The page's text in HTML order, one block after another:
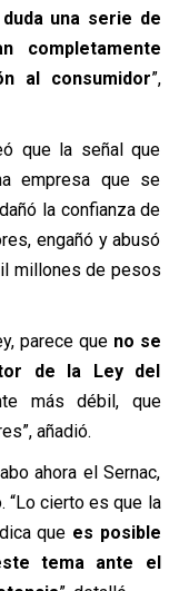
una serie de
completamente
al consumidor”,
que la señal que
empresa que se
la confianza de
engañó y abusó
millones de pesos
parece que no se
de la Ley del
más débil, que
añadió.
ahora el Sernac,
“Lo cierto es que la
que es posible
tema ante el